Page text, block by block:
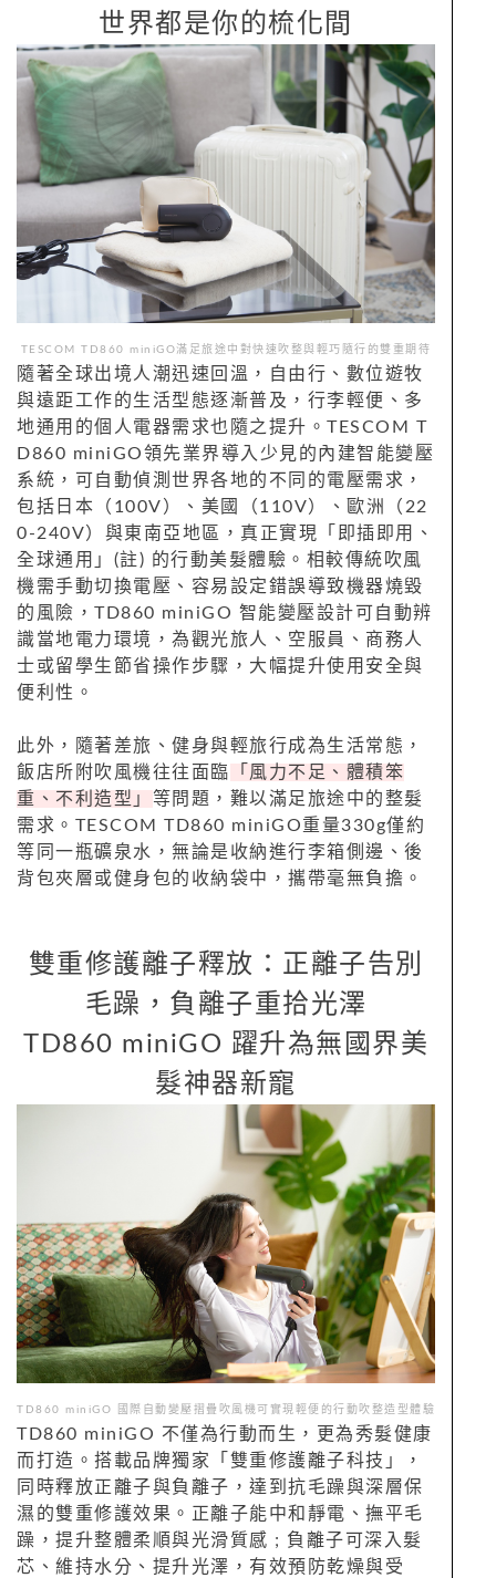
世界都是你的梳化間
TESCOM TD860 miniGO滿足旅途中對快速吹整與輕巧隨行的雙重期待
隨著全球出境人潮迅速回溫，自由行、數位遊牧
與遠距工作的生活型態逐漸普及，行李輕便、多
地通用的個人電器需求也隨之提升。TESCOM T
D860 miniGO領先業界導入少見的內建智能變壓
系統，可自動偵測世界各地的不同的電壓需求，
包括日本（100V）、美國（110V）、歐洲（22
0-240V）與東南亞地區，真正實現「即插即用、
全球通用」(註) 的行動美髮體驗。相較傳統吹風
機需手動切換電壓、容易設定錯誤導致機器燒毀
的風險，TD860 miniGO 智能變壓設計可自動辨
識當地電力環境，為觀光旅人、空服員、商務人
士或留學生節省操作步驟，大幅提升使用安全與
便利性。
此外，隨著差旅、健身與輕旅行成為生活常態，
飯店所附吹風機往往面臨 「風力不足、體積笨
重、不利造型」 等問題，難以滿足旅途中的整髮
需求。TESCOM TD860 miniGO重量330g僅約
等同一瓶礦泉水，無論是收納進行李箱側邊、後
背包夾層或健身包的收納袋中，攜帶毫無負擔。
雙重修護離子釋放：正離子告別
毛躁，負離子重拾光澤
TD860 miniGO 躍升為無國界美
髮神器新寵
TD860 miniGO 國際自動變壓摺疊吹風機可實現輕便的行動吹整造型體驗
TD860 miniGO 不僅為行動而生，更為秀髮健康
而打造。搭載品牌獨家「雙重修護離子科技」，
同時釋放正離子與負離子，達到抗毛躁與深層保
濕的雙重修護效果。正離子能中和靜電、撫平毛
躁，提升整體柔順與光滑質感 ; 負離子可深入髮
芯、維持水分、提升光澤，有效預防乾燥與受